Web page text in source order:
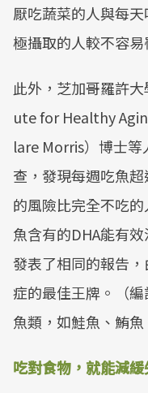
厭吃蔬菜的人與每
極攝取的人較不容易
此外，芝加哥羅許
ute for Healthy
lare Morris）博士
查，發現每週吃魚
的風險比完全不吃
魚含有的DHA能有
發表了相同的報告
症的最佳王牌。（
魚類，如鮭魚、鮪魚
吃對食物，就能減